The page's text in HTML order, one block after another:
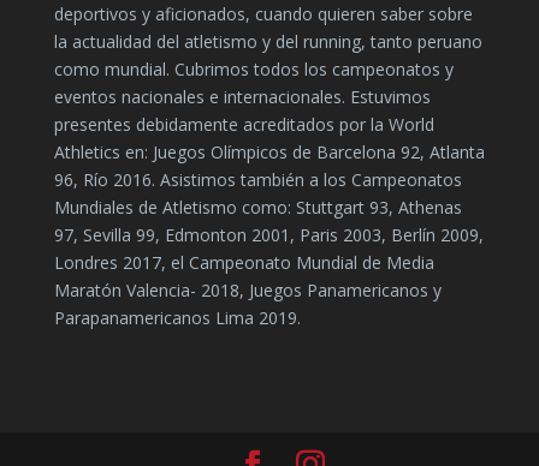
deportivos y aficionados, cuando quieren saber sobre
la actualidad del atletismo y del running, tanto peruano
como mundial. Cubrimos todos los campeonatos y
eventos nacionales e internacionales. Estuvimos
presentes debidamente acreditados por la World
Athletics en: Juegos Olímpicos de Barcelona 92, Atlanta
96, Río 2016. Asistimos también a los Campeonatos
Mundiales de Atletismo como: Stuttgart 93, Athenas
97, Sevilla 99, Edmonton 2001, Paris 2003, Berlín 2009,
Londres 2017, el Campeonato Mundial de Media
Maratón Valencia- 2018, Juegos Panamericanos y
Parapanamericanos Lima 2019.